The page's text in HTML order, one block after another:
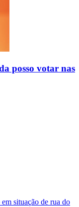
posso votar nas
situação de rua do